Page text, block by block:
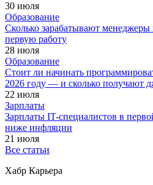
30 июля
Образование
Сколько зарабатывают
первую работу
28 июля
Образование
Стоит ли начинать
2026 году — и сколько получают
22 июля
Зарплаты
Зарплаты IT-специалистов в
ниже инфляции
21 июля
Все статьи
Хабр Карьера